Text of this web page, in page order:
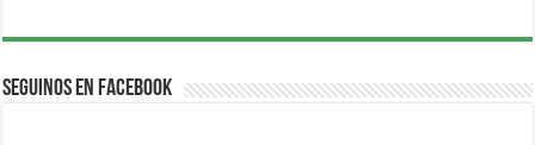
Seguinos en Facebook